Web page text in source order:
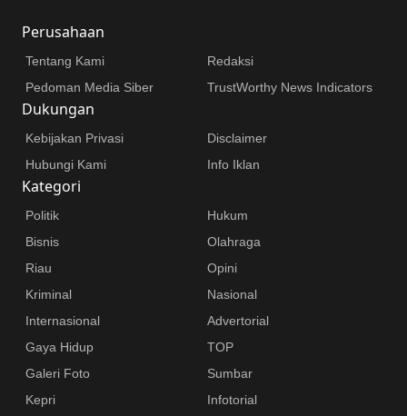
Perusahaan
Tentang Kami
Redaksi
Pedoman Media Siber
TrustWorthy News Indicators
Dukungan
Kebijakan Privasi
Disclaimer
Hubungi Kami
Info Iklan
Kategori
Politik
Hukum
Bisnis
Olahraga
Riau
Opini
Kriminal
Nasional
Internasional
Advertorial
Gaya Hidup
TOP
Galeri Foto
Sumbar
Kepri
Infotorial